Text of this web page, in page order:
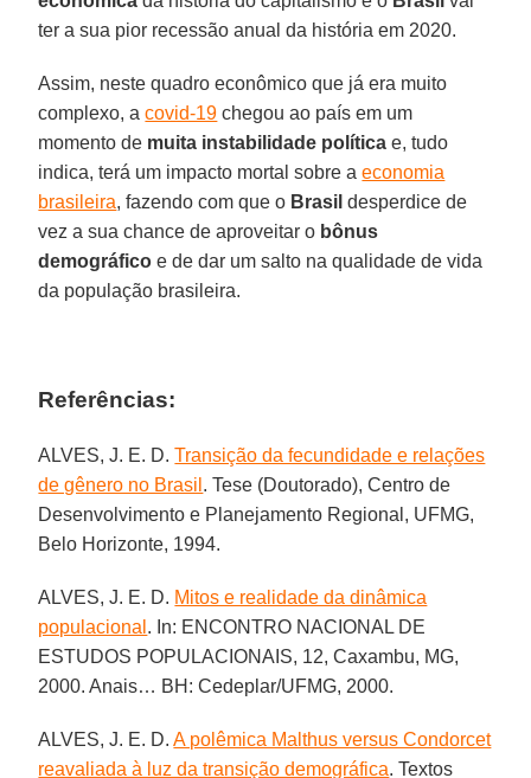
ter a sua pior recessão anual da história em 2020.
Assim, neste quadro econômico que já era muito
complexo, acovid-19 chegou ao país em um
momento de muita instabilidade política e, tudo
indica, terá um impacto mortal sobre aeconomia
brasileira, fazendo com que o Brasil desperdice de
vez a sua chance de aproveitar o bônus
demográfico e de dar um salto na qualidade de vida
da população brasileira.
Referências:
ALVES, J. E. D.Transição da fecundidade e relações
de gênero no Brasil . Tese (Doutorado), Centro de
Desenvolvimento e Planejamento Regional, UFMG,
Belo Horizonte, 1994.
ALVES, J. E. D. Mitos e realidade da dinâmica
populacional . In: ENCONTRO NACIONAL DE
ESTUDOS POPULACIONAIS, 12, Caxambu, MG,
2000. Anais… BH: Cedeplar/UFMG, 2000.
ALVES, J. E. D.A polêmica Malthus versus Condorcet
reavaliada à luz da transição demográfica. Textos